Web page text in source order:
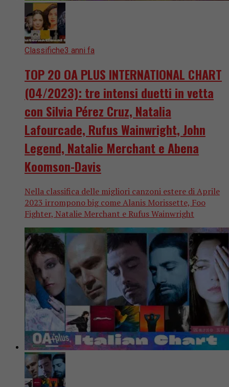
Classifiche3 anni fa
TOP 20 OA PLUS INTERNATIONAL CHART
(04/2023): tre intensi duetti in vetta
con Silvia Pérez Cruz, Natalia
Lafourcade, Rufus Wainwright, John
Legend, Natalie Merchant e Abena
Koomson-Davis
Nella classifica delle migliori canzoni estere di Aprile
2023 irrompono big come Alanis Morissette, Foo
Fighter, Natalie Merchant e Rufus Wainwright